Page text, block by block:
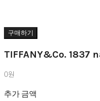
구매하기
TIFFANY&Co. 1837
0원
추가 금액